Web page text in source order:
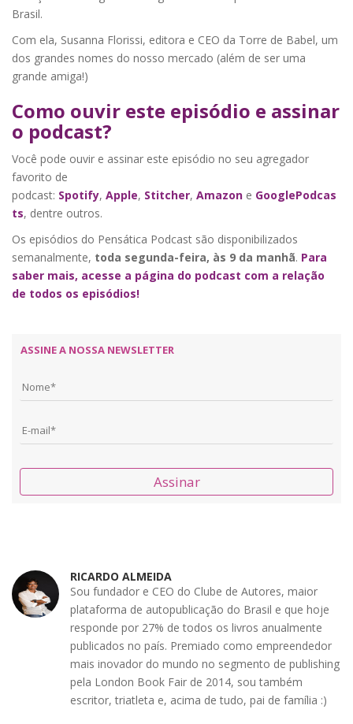
Brasil.
Com ela, Susanna Florissi, editora e CEO da Torre de Babel, um
dos grandes nomes do nosso mercado (além de ser uma
grande amiga!)
Como ouvir este episódio e assinar
o podcast?
Você pode ouvir e assinar este episódio no seu agregador
favorito de
podcast: Spotify, Apple, Stitcher, Amazon e GooglePodcas
ts, dentre outros.
Os episódios do Pensática Podcast são disponibilizados
semanalmente, toda segunda-feira, às 9 da manhã. Para
saber mais, acesse a página do podcast com a relação
de todos os episódios!
ASSINE A NOSSA NEWSLETTER
Assinar
RICARDO ALMEIDA
Sou fundador e CEO do Clube de Autores, maior
plataforma de autopublicação do Brasil e que hoje
responde por 27% de todos os livros anualmente
publicados no país. Premiado como empreendedor
mais inovador do mundo no segmento de publishing
pela London Book Fair de 2014, sou também
escritor, triatleta e, acima de tudo, pai de família :)